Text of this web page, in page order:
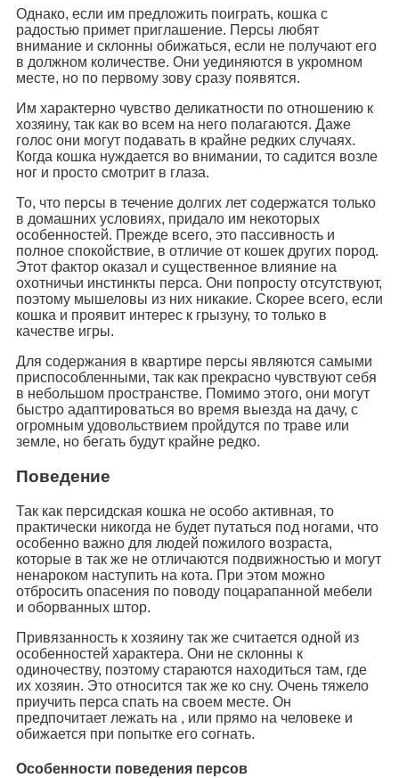
Однако, если им предложить поиграть, кошка с
радостью примет приглашение. Персы любят
внимание и склонны обижаться, если не получают его
в должном количестве. Они уединяются в укромном
месте, но по первому зову сразу появятся.
Им характерно чувство деликатности по отношению к
хозяину, так как во всем на него полагаются. Даже
голос они могут подавать в крайне редких случаях.
Когда кошка нуждается во внимании, то садится возле
ног и просто смотрит в глаза.
То, что персы в течение долгих лет содержатся только
в домашних условиях, придало им некоторых
особенностей. Прежде всего, это пассивность и
полное спокойствие, в отличие от кошек других пород.
Этот фактор оказал и существенное влияние на
охотничьи инстинкты перса. Они попросту отсутствуют,
поэтому мышеловы из них никакие. Скорее всего, если
кошка и проявит интерес к грызуну, то только в
качестве игры.
Для содержания в квартире персы являются самыми
приспособленными, так как прекрасно чувствуют себя
в небольшом пространстве. Помимо этого, они могут
быстро адаптироваться во время выезда на дачу, с
огромным удовольствием пройдутся по траве или
земле, но бегать будут крайне редко.
Поведение
Так как персидская кошка не особо активная, то
практически никогда не будет путаться под ногами, что
особенно важно для людей пожилого возраста,
которые в так же не отличаются подвижностью и могут
ненароком наступить на кота. При этом можно
отбросить опасения по поводу поцарапанной мебели
и оборванных штор.
Привязанность к хозяину так же считается одной из
особенностей характера. Они не склонны к
одиночеству, поэтому стараются находиться там, где
их хозяин. Это относится так же ко сну. Очень тяжело
приучить перса спать на своем месте. Он
предпочитает лежать на , или прямо на человеке и
обижается при попытке его согнать.
Особенности поведения персов